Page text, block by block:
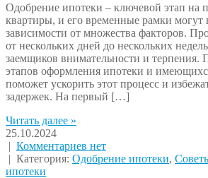
Одобрение ипотеки – ключевой этап на
квартиры, и его временные рамки могут
зависимости от множества факторов.
от нескольких дней до нескольких
заемщиков внимательности и
этапов оформления ипотеки и
поможет ускорить этот процесс и
задержек. На первый […]
Читать далее »
25.10.2024
| Комментариев нет
| Категория: Одобрение ипотеки,
ипотеки